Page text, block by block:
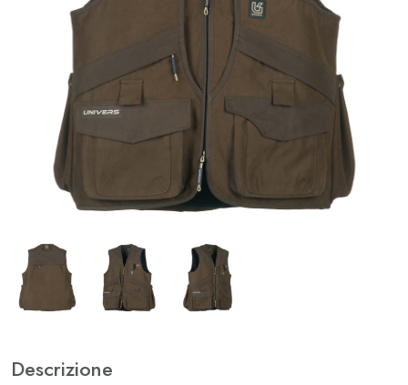
Descrizione